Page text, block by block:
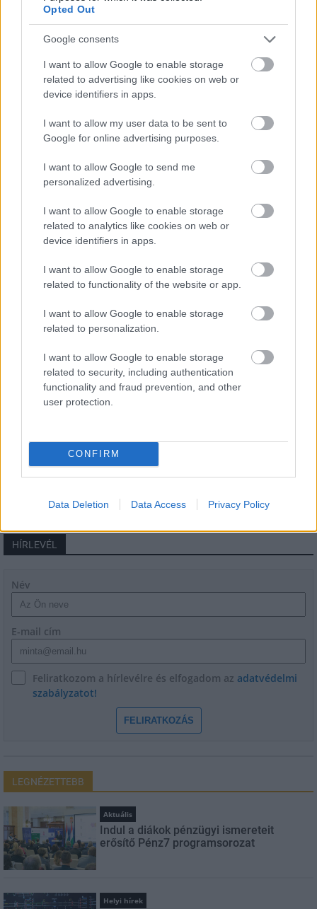
Opted Out
Google consents
I want to allow Google to enable storage
related to advertising like cookies on web or
device identifiers in apps.
I want to allow my user data to be sent to
Google for online advertising purposes.
I want to allow Google to send me
personalized advertising.
I want to allow Google to enable storage
related to analytics like cookies on web or
device identifiers in apps.
I want to allow Google to enable storage
related to functionality of the website or app.
I want to allow Google to enable storage
related to personalization.
I want to allow Google to enable storage
related to security, including authentication
functionality and fraud prevention, and other
user protection.
CONFIRM
Data Deletion Data Access Privacy Policy
Hódmezővásárhely iskolaépítés
Másfélszeresére bővítik Hódmezővásárhely jó hírű
református iskoláját
kivitelezheti; a munkák csaknem egy évig tartanak majd.
Flórián téri felüljárón
Paks II.: Mit jelent az 5. blokk új
mérföldköve a felülvizsgálat
Elkészült a Liszt Ferenc repülőtér
közelében lévő logisztikai bázis út- és
közműhálózatának fejlesztése
Egyetlen, fél évszázados vezetéken
múlt Bicske vízellátása
HÍRLEVÉL
Név
E-mail cím
Feliratkozom a hírlevélre és elfogadom az adatvédelmi
szabályzatot!
FELIRATKOZÁS
LEGNÉZETTEBB
Aktuális
Indul a diákok pénzügyi ismereteit
erősítő Pénz7 programsorozat
Helyi hírek